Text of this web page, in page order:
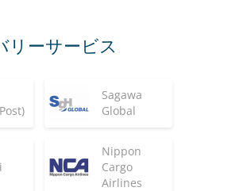
リーサービス
Sagawa
Global
Nippon
Cargo
Airlines